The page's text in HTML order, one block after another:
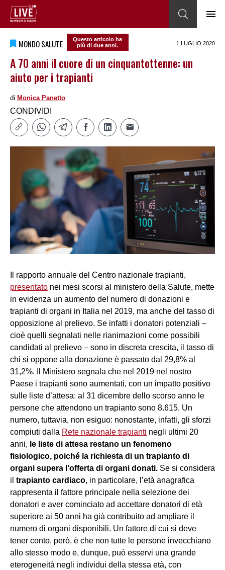
MONDO SALUTE
Questo articolo ha
più di due anni.
1 LUGLIO 2020
A 70 anni il cuore di un cinquantottenne: un
aiuto per i trapianti
di Monica Panetto
CONDIVIDI
Il rapporto annuale del Centro nazionale trapianti,
presentato nei mesi scorsi al ministero della Salute, mette
in evidenza un aumento del numero di donazioni e
trapianti di organi in Italia nel 2019, ma anche del tasso di
opposizione al prelievo. Se infatti i donatori potenziali –
cioè quelli segnalati nelle rianimazioni come possibili
candidati al prelievo – sono in discreta crescita, il tasso di
chi si oppone alla donazione è passato dal 29,8% al
31,2%. Il Ministero segnala che nel 2019 nel nostro
Paese i trapianti sono aumentati, con un impatto positivo
sulle liste d’attesa: al 31 dicembre dello scorso anno le
persone che attendono un trapianto sono 8.615. Un
numero, tuttavia, non esiguo: nonostante, infatti, gli sforzi
compiuti dalla Rete nazionale trapianti negli ultimi 20
anni, le liste di attesa restano un fenomeno
fisiologico, poiché la richiesta di un trapianto di
organi supera l’offerta di organi donati. Se si considera
il trapianto cardiaco, in particolare, l’età anagrafica
rappresenta il ​​fattore principale nella selezione dei
donatori e aver cominciato ad accettare donatori di età
superiore ai 50 anni ha già contribuito ad ampliare il
numero di organi disponibili. Un fattore di cui si deve
tener conto, però, è che non tutte le persone invecchiano
allo stesso modo e, dunque, può esservi una grande
eterogeneità negli individui della stessa età, con